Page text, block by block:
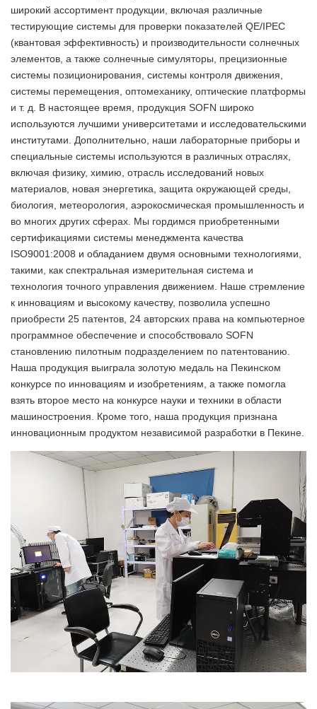
широкий ассортимент продукции, включая различные
тестирующие системы для проверки показателей QE/IPEC
(квантовая эффективность) и производительности солнечных
элементов, а также солнечные симуляторы, прецизионные
системы позиционирования, системы контроля движения,
системы перемещения, оптомеханику, оптические платформы
и т. д. В настоящее время, продукция SOFN широко
используются лучшими университетами и исследовательскими
институтами. Дополнительно, наши лабораторные приборы и
специальные системы используются в различных отраслях,
включая физику, химию, отрасль исследований новых
материалов, новая энергетика, защита окружающей среды,
биология, метеорология, аэрокосмическая промышленность и
во многих других сферах. Мы гордимся приобретенными
сертификациями системы менеджмента качества
ISO9001:2008 и обладанием двумя основными технологиями,
такими, как спектральная измерительная система и
технология точного управления движением. Наше стремление
к инновациям и высокому качеству, позволила успешно
приобрести 25 патентов, 24 авторских права на компьютерное
программное обеспечение и способствовало SOFN
становлению пилотным подразделением по патентованию.
Наша продукция выиграла золотую медаль на Пекинском
конкурсе по инновациям и изобретениям, а также помогла
взять второе место на конкурсе науки и техники в области
машиностроения. Кроме того, наша продукция признана
инновационным продуктом независимой разработки в Пекине.